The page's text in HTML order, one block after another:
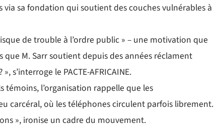
sa fondation qui soutient des couches vulnérables à
de trouble à l’ordre public » – une motivation que
M. Sarr soutient depuis des années réclament
s’interroge le PACTE-AFRICAINE.
témoins, l’organisation rappelle que les
carcéral, où les téléphones circulent parfois librement.
», ironise un cadre du mouvement.